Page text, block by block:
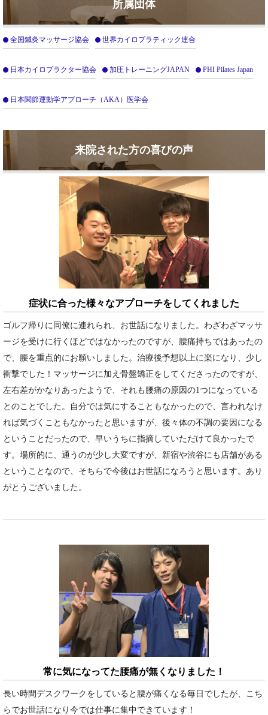
所属団体
全国鍼灸マッサージ協会 世界カイロプラティック連合
日本カイロプラクター協会 加圧トレーニングJAPAN PHI Pilates Japan
日本関節運動学アプローチ（AKA）医学会
来院された方の喜びの声
症状に合った様々なアプローチをしてくれました
ゴルフ帰りに同僚に連れられ、お世話になりました。わざわざマッサ
ージを受けに行くほどではなかったのですが、腰痛持ちではあったの
で、腰を重点的にお願いしました。治療後予想以上に楽になり、少し
衝撃でした！マッサージに加え骨盤矯正をしてくださったのですが、
左右差がかなりあったようで、それも腰痛の原因の1つになっている
とのことでした。自分では気にすることもなかったので、言われなけ
れば気づくこともなかったと思いますが、後々体の不調の要因になる
ということだったので、早いうちに指摘していただけて良かったで
す。場所的に、通うのが少し大変ですが、新宿や渋谷にも店舗がある
ということなので、そちらで今後はお世話になろうと思います。あり
がとうございました。
常に気になってた腰痛が無くなりました！
長い時間デスクワークをしていると腰が痛くなる毎日でしたが、こち
らでお世話になり今では仕事に集中できています！